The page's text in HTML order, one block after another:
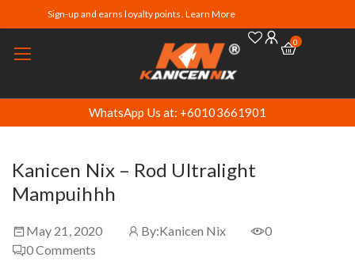
Sign-up and earns loyalty points. Learn More
0
WhatsApp Us at: +60103661901
Kanicen Nix – Rod Ultralight
Mampuihhh
May 21, 2020 By:Kanicen Nix
0
0Comments